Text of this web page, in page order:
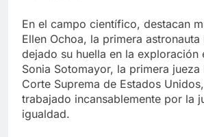
En el campo científico, destacan
Ellen Ochoa, la primera astronauta
dejado su huella en la exploración
Sonia Sotomayor, la primera jueza
Corte Suprema de Estados
trabajado incansablemente por la
igualdad.